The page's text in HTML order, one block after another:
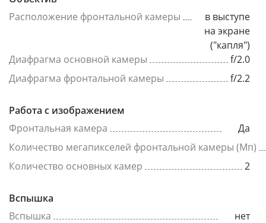
Расположение фронтальной камеры
в выступе
на экране
("капля")
Диафрагма основной камеры
f/2.0
Диафрагма фронтальной камеры
f/2.2
Работа с изображением
Фронтальная камера
Да
Количество мегапикселей фронтальной камеры (Мп)
Количество основных камер
2
Вспышка
Вспышка
нет